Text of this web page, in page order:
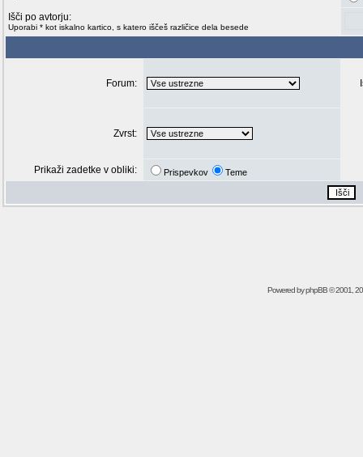
Išči po avtorju:
Uporabi * kot iskalno kartico, s katero iščeš različice dela besede
Forum:
Zvrst:
Prikaži zadetke v obliki: Prispevkov Teme
Powered byphpBB© 2001,